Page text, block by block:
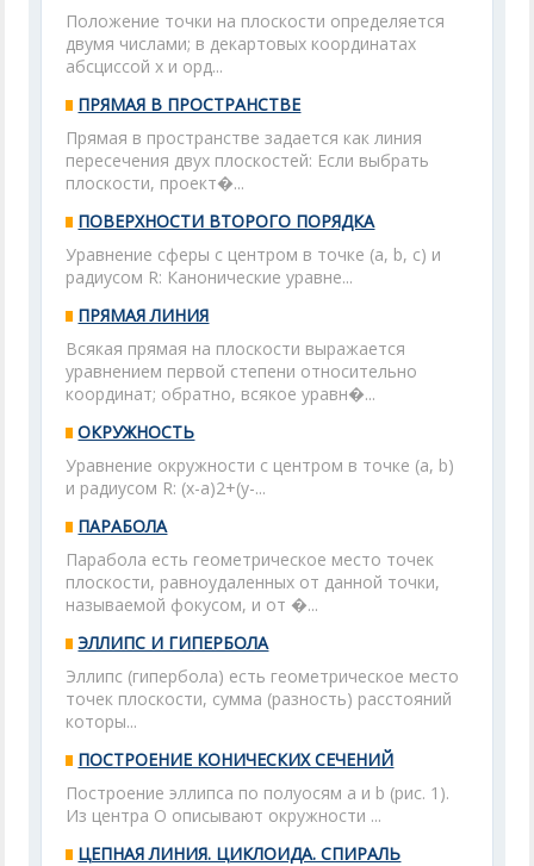
Положение точки на плоскости определяется
двумя числами; в декартовых координатах
абсциссой х и орд...
ПРЯМАЯ В ПРОСТРАНСТВЕ
Прямая в пространстве задается как линия
пересечения двух плоскостей: Если выбрать
плоскости, проект�...
ПОВЕРХНОСТИ ВТОРОГО ПОРЯДКА
Уравнение сферы с центром в точке (а, b, с) и
радиусом R: Канонические уравне...
ПРЯМАЯ ЛИНИЯ
Всякая прямая на плоскости выражается
уравнением первой степени относительно
координат; обратно, всякое уравн�...
ОКРУЖНОСТЬ
Уравнение окружности с центром в точке (а, b)
и радиусом R: (x-а)2+(у-...
ПАРАБОЛА
Парабола есть геометрическое место точек
плоскости, равноудаленных от данной точки,
называемой фокусом, и от �...
ЭЛЛИПС И ГИПЕРБОЛА
Эллипс (гипербола) есть геометрическое место
точек плоскости, сумма (разность) расстояний
которы...
ПОСТРОЕНИЕ КОНИЧЕСКИХ СЕЧЕНИЙ
Построение эллипса по полуосям а и b (рис. 1).
Из центра О описывают окружности ...
ЦЕПНАЯ ЛИНИЯ. ЦИКЛОИДА. СПИРАЛЬ